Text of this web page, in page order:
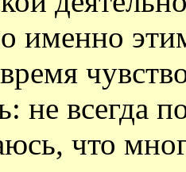
именно
не всегда
что